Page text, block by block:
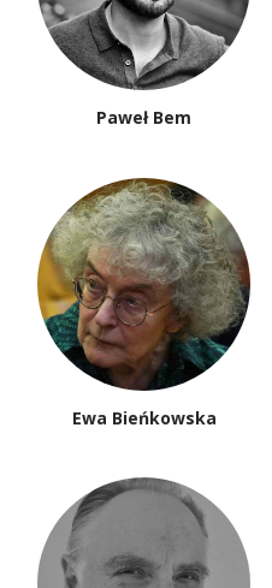
Paweł Bem
Ewa Bieńkowska